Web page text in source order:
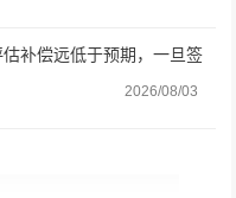
补偿远低于预期，一旦签
2026/08/03